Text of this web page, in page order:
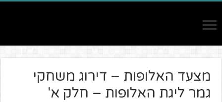
מצעד האלופות – דירוג משחקי
גמר ליגת האלופות – חלק א'